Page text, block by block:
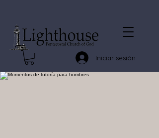
Iniciar sesión